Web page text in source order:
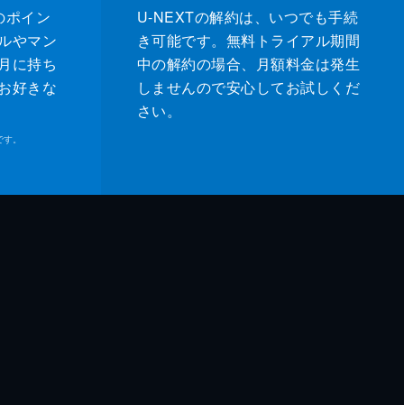
ポイン
やマン
に持ち
好きな
。
U-NEXTの解約は、いつでも手続
き可能です。無料トライアル期間
中の解約の場合、月額料金は発生
しませんので安心してお試しくだ
さい。